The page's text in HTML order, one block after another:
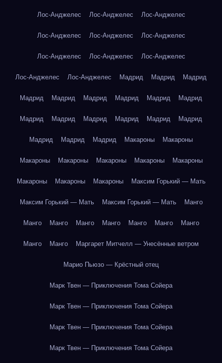
Лос-Анджелес Лос-Анджелес Лос-Анджелес
Лос-Анджелес Лос-Анджелес Лос-Анджелес
Лос-Анджелес Лос-Анджелес Лос-Анджелес
Лос-Анджелес Лос-Анджелес Мадрид Мадрид Мадрид
Мадрид Мадрид Мадрид Мадрид Мадрид Мадрид
Мадрид Мадрид Мадрид Мадрид Мадрид Мадрид
Мадрид Мадрид Мадрид Макароны Макароны
Макароны Макароны Макароны Макароны Макароны
Макароны Макароны Макароны Максим Горький — Мать
Максим Горький — Мать Максим Горький — Мать Манго
Манго Манго Манго Манго Манго Манго Манго
Манго Манго Маргарет Митчелл — Унесённые ветром
Марио Пьюзо — Крёстный отец
Марк Твен — Приключения Тома Сойера
Марк Твен — Приключения Тома Сойера
Марк Твен — Приключения Тома Сойера
Марк Твен — Приключения Тома Сойера